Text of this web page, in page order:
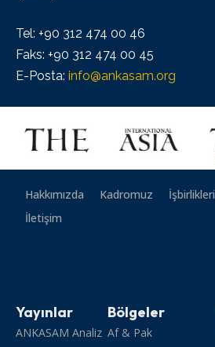
Tel: +90 312 474 00 46
Faks: +90 312 474 00 45
E-Posta: info@ankasam.org
Hakkımızda Kadromuz İşbirlikleri
İletişim
Yayınlar
ANKASAM Analiz
Bölgeler
Af & Pak